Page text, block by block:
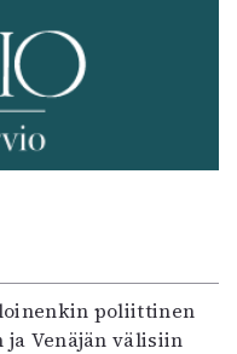
poliittinen
ja Venäjän välisiin